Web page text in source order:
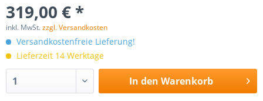
319,00 € *
inkl. MwSt.zzgl. Versandkosten
Versandkostenfreie Lieferung!
Lieferzeit 14 Werktage
In den Warenkorb